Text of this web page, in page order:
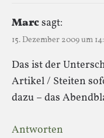
Marcsagt:
15. Dezember 2009 um
Das ist der
Artikel / Steiten
dazu – das
Antworten